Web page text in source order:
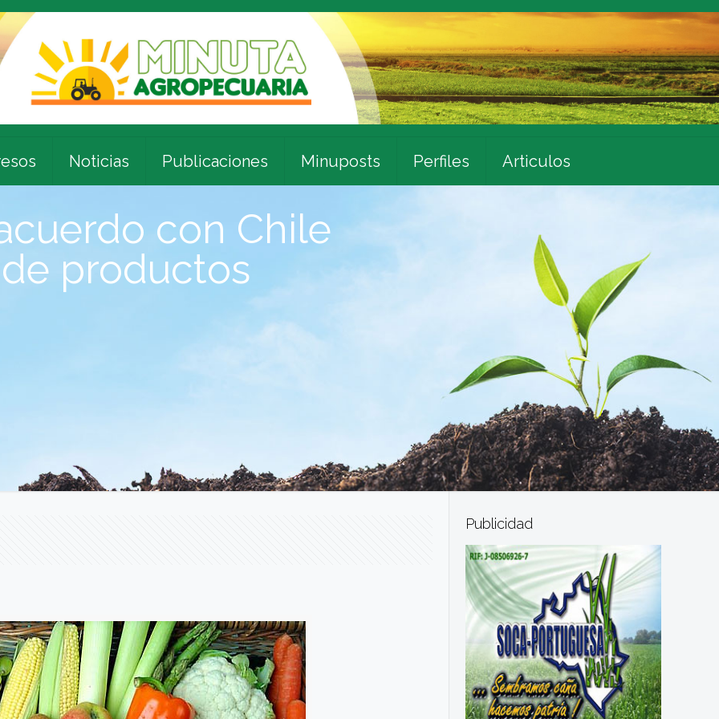
Noticias Publicaciones Minuposts Perfiles Articulos
con Chile
productos
Publicidad